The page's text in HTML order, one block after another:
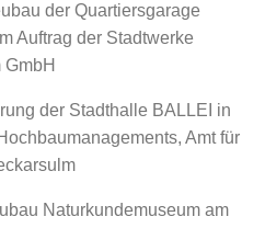
der Quartiersgarage
Auftrag der Stadtwerke
der Stadthalle BALLEI in
Amt für
Naturkundemuseum am